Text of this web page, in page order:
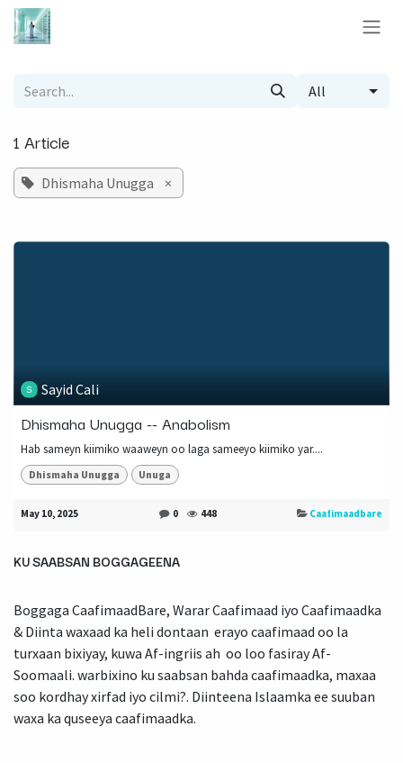
Skip to Content
All
1 Article
Dhismaha Unugga ×
Sayid Cali
Dhismaha Unugga -- Anabolism
Hab sameyn kiimiko waaweyn oo laga sameeyo kiimiko yar....
Dhismaha Unugga Unuga
May 10, 2025 0 448 Caafimaadbare
KU SAABSAN BOGGAGEENA
Boggaga CaafimaadBare, Warar Caafimaad iyo Caafimaadka
& Diinta waxaad ka heli dontaan erayo caafimaad oo la
turxaan bixiyay, kuwa Af-ingriis ah oo loo fasiray Af-
Soomaali. warbixino ku saabsan bahda caafimaadka, maxaa
soo kordhay xirfad iyo cilmi?. Diinteena Islaamka ee suuban
waxa ka quseeya caafimaadka.